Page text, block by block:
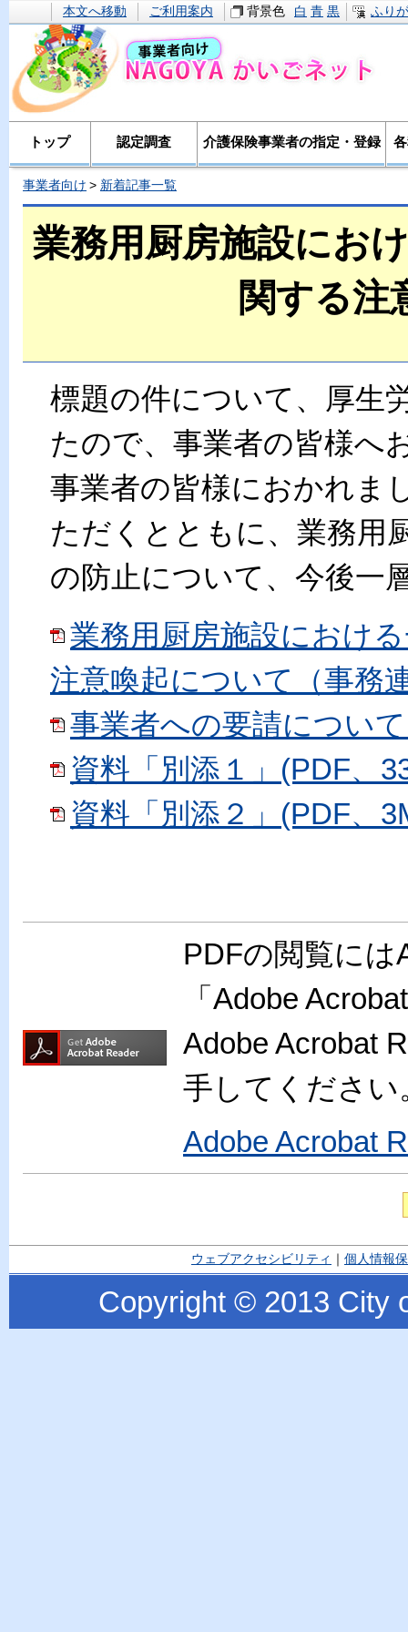
本文へ移動 ご利用案内 背景色 白 青 黒 ふり
トップ 認定調査 介護保険事業者の指定・登録
事業者向け 新着記事一覧
業務用厨房施設にお
関する注
標題の件について、厚生
たので、事業者の皆様へ
事業者の皆様におかれま
ただくとともに、業務用
の防止について、今後一
業務用厨房施設におけ
注意喚起について（事務
事業者への要請につい
資料「別添１」(PDF、
資料「別添２」(PDF、
PDFの閲覧に
「Adobe
Adobe Acrobat
手してください
Adobe Acrobat
ウェブアクセシビリティ 個人情報
Copyright © 2013 City